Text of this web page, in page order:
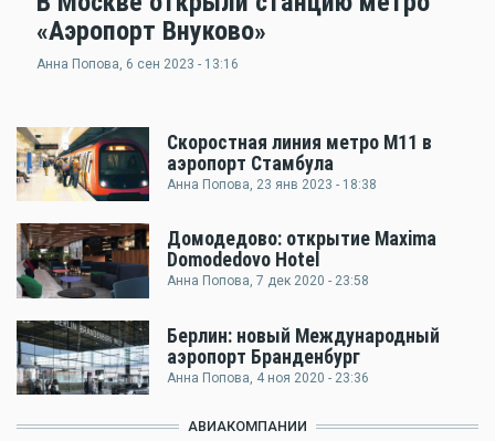
«Аэропорт Внуково»
Анна Попова , 6 сен 2023 - 13:16
Скоростная линия метро М11 в
аэропорт Стамбула
Анна Попова , 23 янв 2023 - 18:38
Домодедово: открытие Maxima
Domodedovo Hotel
Анна Попова, 7 дек 2020 - 23:58
Берлин: новый Международный
аэропорт Бранденбург
Анна Попова , 4 ноя 2020 - 23:36
АВИАКОМПАНИИ